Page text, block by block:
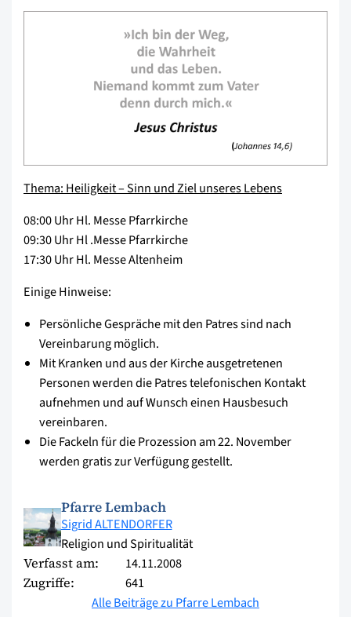
Thema: Heiligkeit – Sinn und Ziel unseres Lebens
08:00 Uhr Hl. Messe Pfarrkirche
09:30 Uhr Hl .Messe Pfarrkirche
17:30 Uhr Hl. Messe Altenheim
Einige Hinweise:
Persönliche Gespräche mit den Patres sind nach
Vereinbarung möglich.
Mit Kranken und aus der Kirche ausgetretenen
Personen werden die Patres telefonischen Kontakt
aufnehmen und auf Wunsch einen Hausbesuch
vereinbaren.
Die Fackeln für die Prozession am 22. November
werden gratis zur Verfügung gestellt.
Pfarre Lembach
Sigrid ALTENDORFER
Religion und Spiritualität
Verfasst am: 14.11.2008
Zugriffe:
641
Alle Beiträge zu Pfarre Lembach